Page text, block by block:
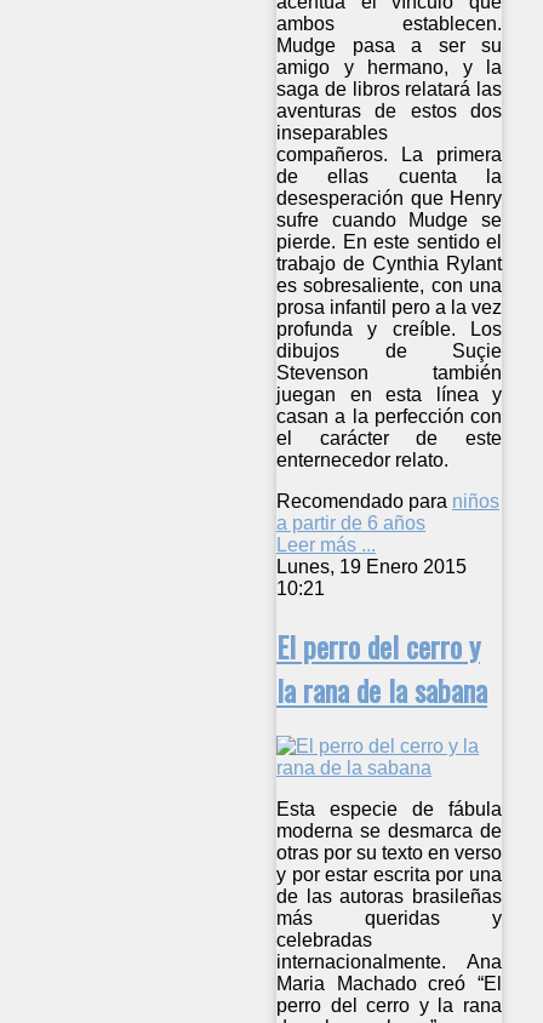
ambos establecen.
Mudge pasa a ser su
amigo y hermano, y la
saga de libros relatará las
aventuras de estos dos
inseparables
compañeros. La primera
de ellas cuenta la
desesperación que Henry
sufre cuando Mudge se
pierde. En este sentido el
trabajo de Cynthia Rylant
es sobresaliente, con una
prosa infantil pero a la vez
profunda y creíble. Los
dibujos de Suçie
Stevenson también
juegan en esta línea y
casan a la perfección con
el carácter de este
enternecedor relato.
Recomendado para niños
a partir de 6 años
Leer más ...
Lunes, 19 Enero 2015
10:21
El perro del cerro y
la rana de la sabana
Esta especie de fábula
moderna se desmarca de
otras por su texto en verso
y por estar escrita por una
de las autoras brasileñas
más queridas y
celebradas
internacionalmente. Ana
Maria Machado creó “El
perro del cerro y la rana